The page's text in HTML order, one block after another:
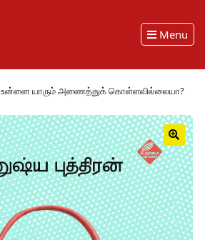
Menu
உன்னை யாரும் அணைத்துக் கொள்ளவில்லையா?